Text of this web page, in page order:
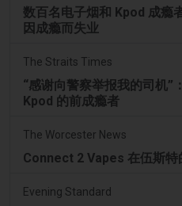
数百名电子烟和 Kpod 成瘾
因成瘾而失业
The Straits Times
“感谢向警察举报我的司机”
Kpod 的前成瘾者
The Worcester News
Connect 2 Vapes 在伍斯特
Evening Standard